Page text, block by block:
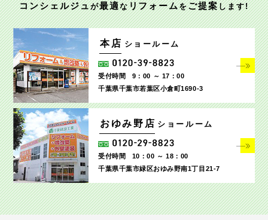
コンシェルジュが最適なリフォームをご提案します!
本店 ショールーム
受付時間
9：00 ～ 17：00
千葉県千葉市若葉区小倉町1690‐3
おゆみ野店 ショールーム
受付時間
10：00 ～ 18：00
千葉県千葉市緑区おゆみ野南1丁目21-7